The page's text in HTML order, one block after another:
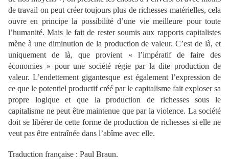
de travail on peut créer toujours plus de richesses matérielles, cela
ouvre en principe la possibilité d’une vie meilleure pour toute
l’humanité. Mais le fait de rester soumis aux rapports capitalistes
mène à une diminution de la production de valeur. C’est de là, et
uniquement de là, que provient « l’impératif de faire des
économies » pour une société régie par la dite production de
valeur. L’endettement gigantesque est également l’expression de
ce que le potentiel productif créé par le capitalisme fait exploser sa
propre logique et que la production de richesses sous le
capitalisme ne peut être maintenue que par la violence. La société
doit se libérer de cette forme de production de richesses si elle ne
veut pas être entraînée dans l’abîme avec elle.
Traduction française : Paul Braun.